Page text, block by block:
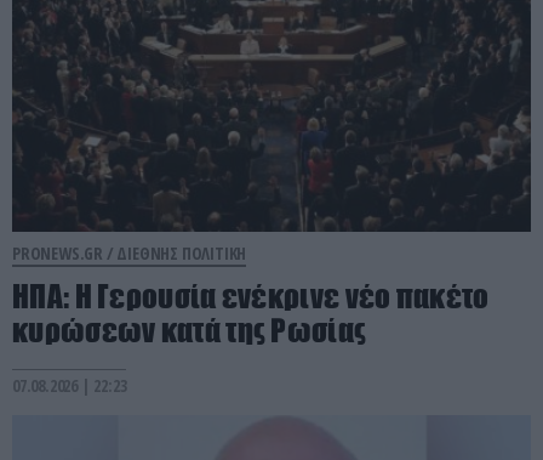
PRONEWS.GR / ΔΙΕΘΝΗΣ ΠΟΛΙΤΙΚΗ
ΗΠΑ: Η Γερουσία ενέκρινε νέο πακέτο
κυρώσεων κατά της Ρωσίας
07.08.2026 | 22:23